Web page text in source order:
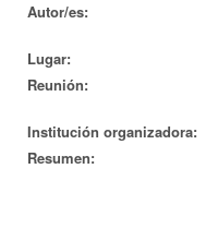
Autor/es:
Lugar:
Reunión:
Institución organizadora:
Resumen: